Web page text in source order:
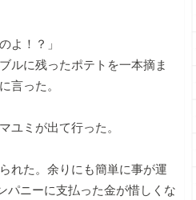
よ！？」
ルに残ったポテトを一本摘ま
言った。
ユミが出て行った。
れた。余りにも簡単に事が運
パニーに支払った金が惜しくな